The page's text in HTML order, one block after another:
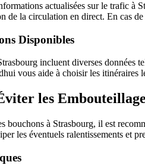
actualisées sur le trafic à
de la circulation en direct. En cas
Disponibles
incluent diverses données
vous aide à choisir les itinéraires
les
bouchons à Strasbourg, il est
les éventuels ralentissements et